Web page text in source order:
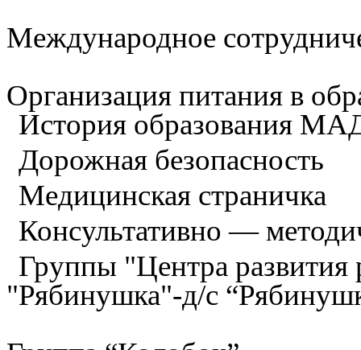
Международное
Организация питания в
История образования
Дорожная безопасность
Медицинская страничка
Консультативно —
Группы "Центра развития
"Рябинушка"-д/с